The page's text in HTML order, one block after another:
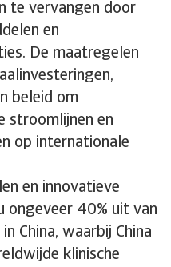
te vervangen door
en
De maatregelen
beleid om
stroomlijnen en
op internationale
en innovatieve
ongeveer 40% uit van
China, waarbij China
klinische